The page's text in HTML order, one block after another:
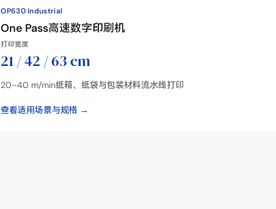
OP630 Industrial
One Pass高速数字印刷机
打印宽度
21 / 42 / 63 cm
20–40 m/min纸箱、纸袋与包装材料流水线打印
查看适用场景与规格 →